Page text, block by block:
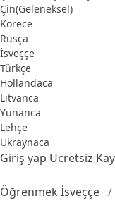
Çin(Geleneksel)
Korece
Rusça
İsveççe
Türkçe
Hollandaca
Litvanca
Yunanca
Lehçe
Ukraynaca
Giriş yap Ücretsiz
Öğrenmek İsveççe